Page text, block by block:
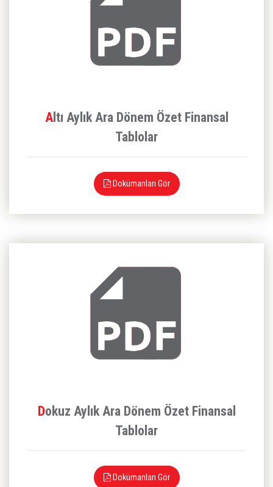
Altı Aylık Ara Dönem Özet Finansal
Tablolar
Dokümanları Gör
Dokuz Aylık Ara Dönem Özet Finansal
Tablolar
Dokümanları Gör